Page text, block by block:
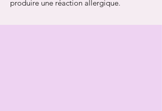
produire une réaction allergique.